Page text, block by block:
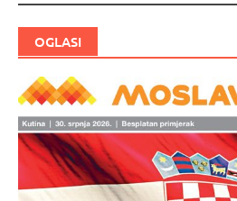
OGLASI